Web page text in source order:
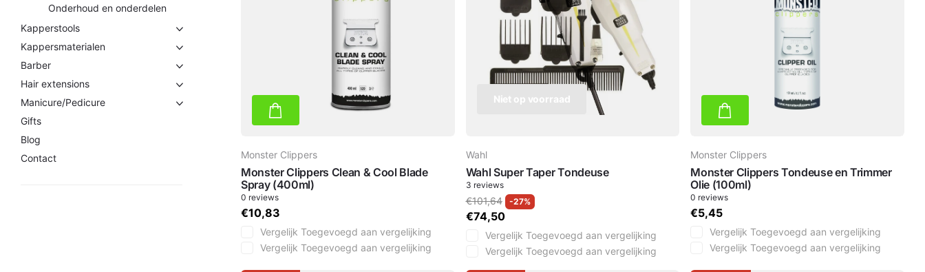
Monster Clippers
Monster Clippers Clean & Cool Blade
Spray (400ml)
0 reviews
€10,83
Vergelijk Toegevoegd aan vergelijking
Vergelijk Toegevoegd aan vergelijking
Niet op voorraad
Wahl
Wahl Super Taper Tondeuse
3 reviews
€101,64 -27%
€74,50
Vergelijk Toegevoegd aan vergelijking
Vergelijk Toegevoegd aan vergelijking
Monster Clippers
Monster Clippers Tondeuse en Trimmer
Olie (100ml)
0 reviews
€5,45
Vergelijk Toegevoegd aan vergelijking
Vergelijk Toegevoegd aan vergelijking
Onderhoud en onderdelen
Kapperstools
Kappersmaterialen
Barber
Hair extensions
Manicure/Pedicure
Gifts
Blog
Contact